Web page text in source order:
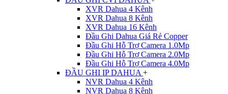
XVR Dahua 4 Kênh
XVR Dahua 8 Kênh
XVR Dahua 16 Kênh
Đầu Ghi Dahua Giá Rẻ Copper
Đầu Ghi Hỗ Trợ Camera 1.0Mp
Đầu Ghi Hỗ Trợ Camera 2.0Mp
Đầu Ghi Hỗ Trợ Camera 4.0Mp
ĐẦU GHI IP DAHUA +
NVR Dahua 4 Kênh
NVR Dahua 8 Kênh